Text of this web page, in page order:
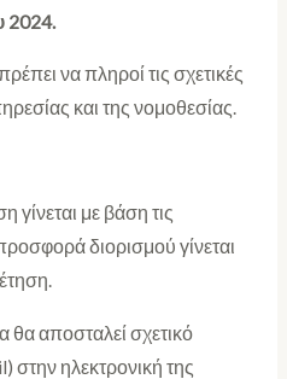
2024.
να πληροί τις σχετικές
και της νομοθεσίας.
με βάση τις
διορισμού γίνεται
αποσταλεί σχετικό
στην ηλεκτρονική της